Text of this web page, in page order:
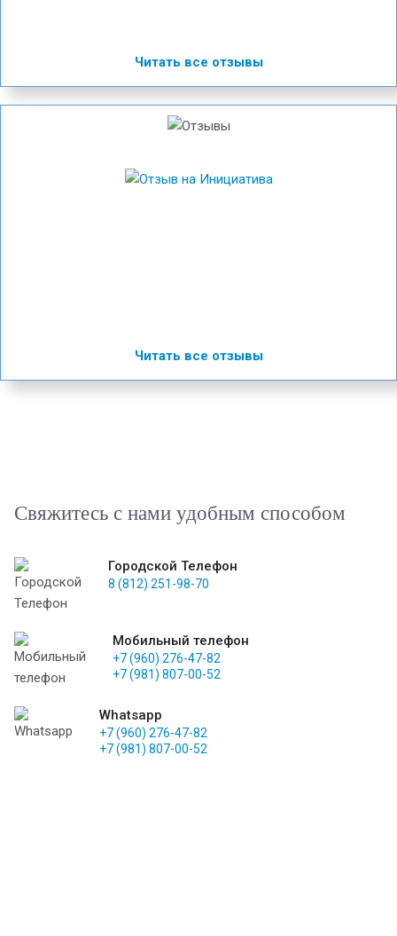
Читать все отзывы
Читать все отзывы
Свяжитесь с нами удобным способом
Городской Телефон
8 (812) 251-98-70
Мобильный телефон
+7 (960) 276-47-82
+7 (981) 807-00-52
Whatsapp
+7 (960) 276-47-82
+7 (981) 807-00-52